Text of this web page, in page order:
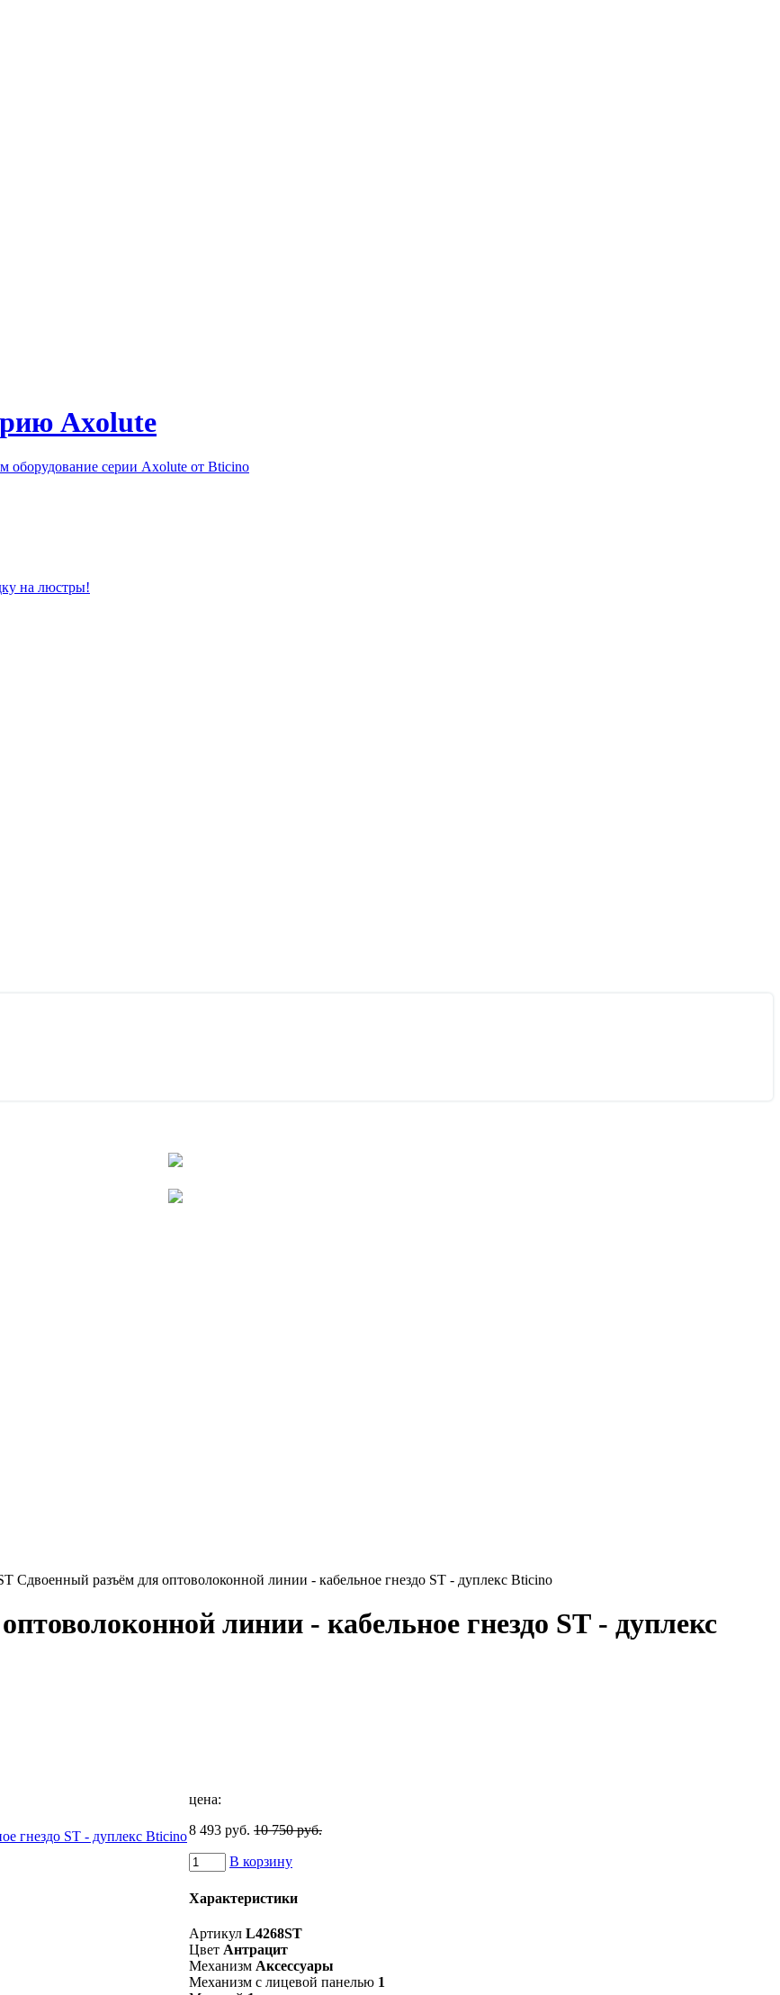
Axolute
серии Axolute от Bticino
на люстры!
Сдвоенный разъём для оптоволоконной линии - кабельное гнездо SТ - дуплекс Bticino
линии - кабельное гнездо SТ - дуплекс
цена:
8 493 руб. 10 750 руб.
В корзину
Характеристики
Артикул L4268ST
Цвет Антрацит
Механизм Аксессуары
Механизм с лицевой панелью 1